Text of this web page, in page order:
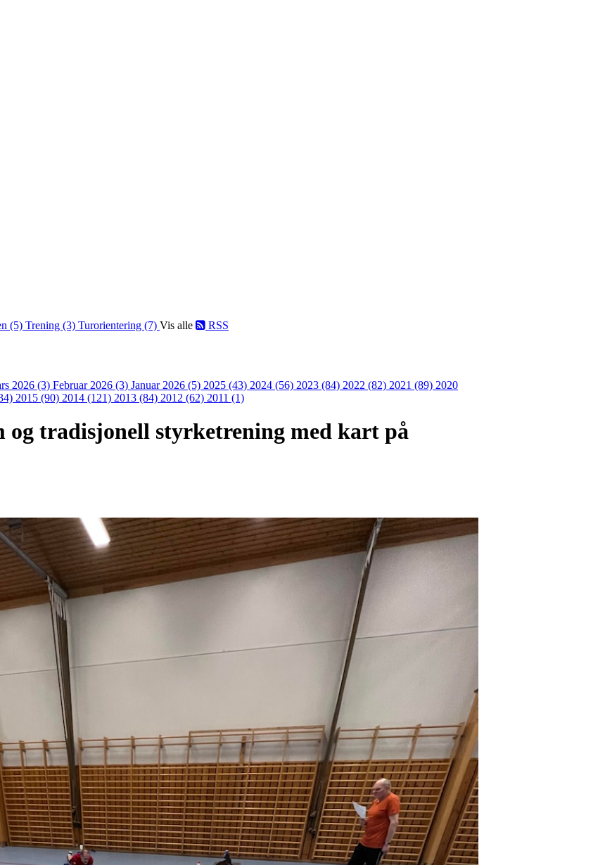
(5) Trening (3) Turorientering (7) Vis alle RSS
2026 (3) Februar 2026 (3) Januar 2026 (5) 2025 (43) 2024 (56) 2023 (84) 2022 (82) 2021 (89) 2020
2015 (90) 2014 (121) 2013 (84) 2012 (62) 2011 (1)
tradisjonell styrketrening med kart på